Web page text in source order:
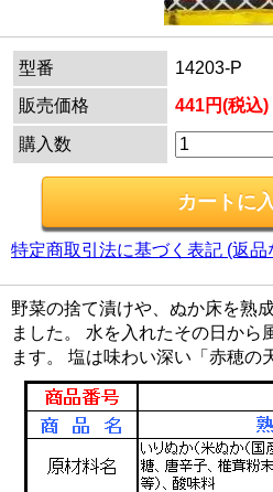
型番
14203-P
販売価格
441円(税込)
購入数
特定商取引法に基づく表記 (返品
野菜の捨て漬けや、ぬか床を熟
ました。 水を入れたその日から
ます。 塩は味わい深い「赤穂の